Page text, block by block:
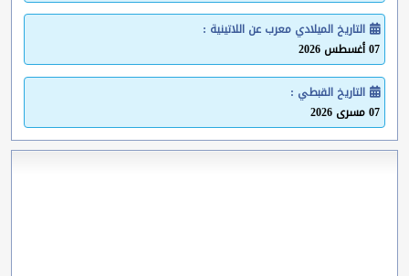
التاريخ الميلادي معرب عن اللاتينية :
07 أغسطس 2026
التاريخ القبطي :
07 مسرى 2026